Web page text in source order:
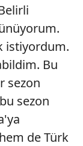
istiyordum.
Bu
sezon
sezon
de Türk